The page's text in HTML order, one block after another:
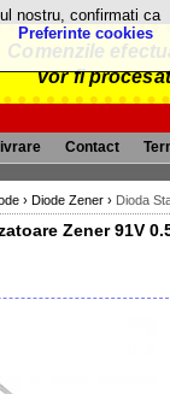
Comenzile
vor fi
Contact
› Diode Zener › Dioda
Dioda
nostru, confirmati ca
Preferinte cookies